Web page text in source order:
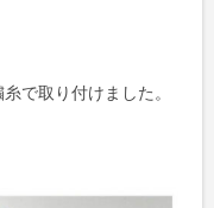
で取り付けました。